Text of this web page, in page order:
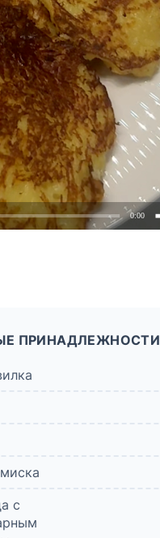
0:00
ПРИНАДЛЕЖНОСТИ
с